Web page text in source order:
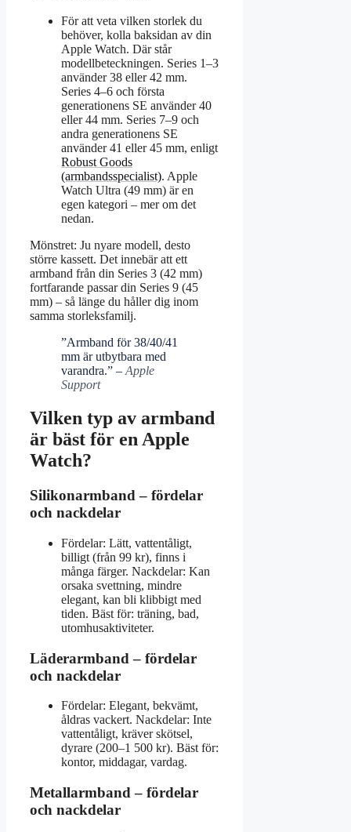
För att veta vilken storlek du
behöver, kolla baksidan av din
Apple Watch. Där står
modellbeteckningen. Series 1–3
använder 38 eller 42 mm.
Series 4–6 och första
generationens SE använder 40
eller 44 mm. Series 7–9 och
andra generationens SE
använder 41 eller 45 mm, enligt
Robust Goods
(armbandsspecialist). Apple
Watch Ultra (49 mm) är en
egen kategori – mer om det
nedan.
Mönstret: Ju nyare modell, desto
större kassett. Det innebär att ett
armband från din Series 3 (42 mm)
fortfarande passar din Series 9 (45
mm) – så länge du håller dig inom
samma storleksfamilj.
”Armband för 38/40/41
mm är utbytbara med
varandra.” – Apple
Support
Vilken typ av armband
är bäst för en Apple
Watch?
Silikonarmband – fördelar
och nackdelar
Fördelar: Lätt, vattentåligt,
billigt (från 99 kr), finns i
många färger. Nackdelar: Kan
orsaka svettning, mindre
elegant, kan bli klibbigt med
tiden. Bäst för: träning, bad,
utomhusaktiviteter.
Läderarmband – fördelar
och nackdelar
Fördelar: Elegant, bekvämt,
åldras vackert. Nackdelar: Inte
vattentåligt, kräver skötsel,
dyrare (200–1 500 kr). Bäst för:
kontor, middagar, vardag.
Metallarmband – fördelar
och nackdelar